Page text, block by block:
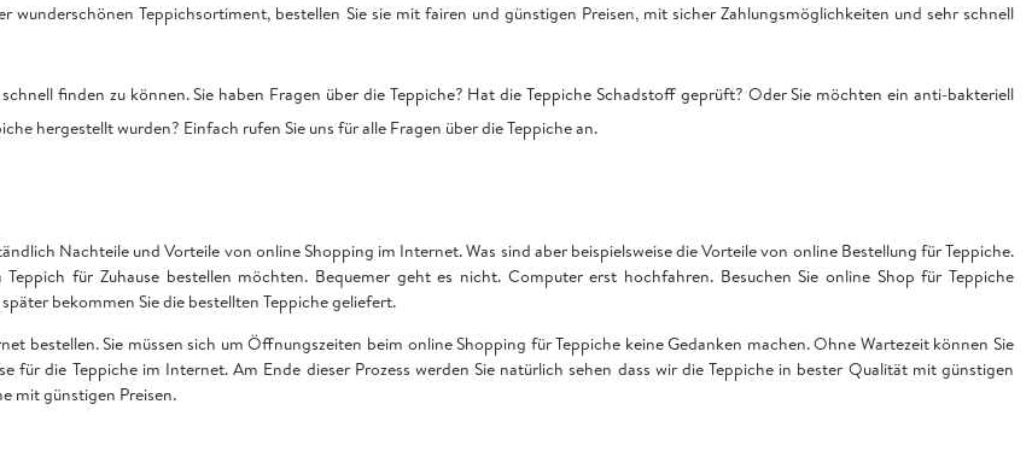
wunderschönen Teppichsortiment, bestellen Sie sie mit fairen und günstigen Preisen, mit sicher Zahlungsmöglichkeiten und sehr schnell
finden zu können. Sie haben Fragen über die Teppiche? Hat die Teppiche Schadstoff geprüft? Oder Sie möchten ein anti-bakteriell
hergestellt wurden? Einfach rufen Sie uns für alle Fragen über die Teppiche an.
Nachteile und Vorteile von online Shopping im Internet. Was sind aber beispielsweise die Vorteile von online Bestellung für Teppiche.
für Zuhause bestellen möchten. Bequemer geht es nicht. Computer erst hochfahren. Besuchen Sie online Shop für Teppiche
bekommen Sie die bestellten Teppiche geliefert.
bestellen. Sie müssen sich um Öffnungszeiten beim online Shopping für Teppiche keine Gedanken machen. Ohne Wartezeit können Sie
für die Teppiche im Internet. Am Ende dieser Prozess werden Sie natürlich sehen dass wir die Teppiche in bester Qualität mit günstigen
mit günstigen Preisen.